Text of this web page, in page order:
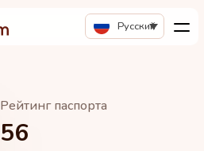
Русский
Рейтинг паспорта
56